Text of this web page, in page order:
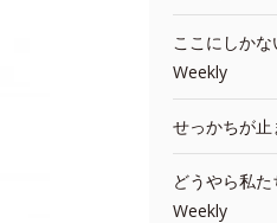
ここにしか
Weekly
せっかちが
どうやら私
Weekly